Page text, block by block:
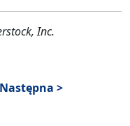
Inc.
Następna >